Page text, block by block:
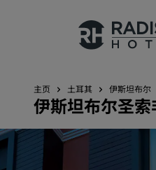
我们的品牌
丽笙酒店集团品牌
主页 土耳其 伊斯坦布尔
伊斯坦布尔圣